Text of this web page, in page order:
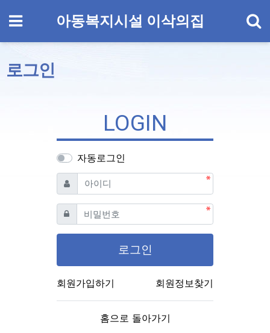
메뉴 아동복지시설 이삭의집
로그인
LOGIN
자동로그인
아이디 필수
비밀번호필수
로그인
회원가입하기 회원정보찾기
홈으로 돌아가기